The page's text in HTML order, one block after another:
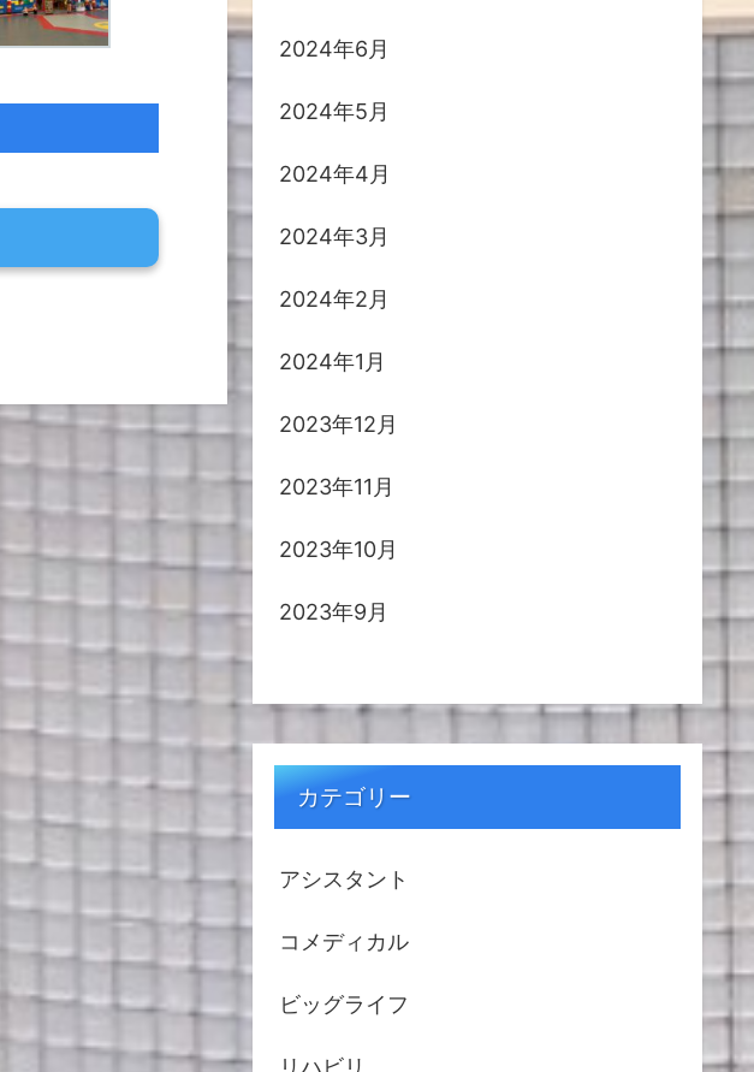
2024年6月
2024年5月
2024年4月
2024年3月
2024年2月
2024年1月
2023年12月
2023年11月
2023年10月
2023年9月
カテゴリー
アシスタント
コメディカル
ビッグライフ
リハビリ